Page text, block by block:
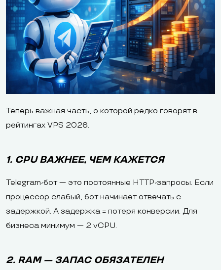
Теперь важная часть, о которой редко говорят в
рейтингах VPS 2026.
1. CPU ВАЖНЕЕ, ЧЕМ КАЖЕТСЯ
Telegram-бот — это постоянные HTTP-запросы. Если
процессор слабый, бот начинает отвечать с
задержкой. А задержка = потеря конверсии. Для
бизнеса минимум — 2 vCPU.
2. RAM — ЗАПАС ОБЯЗАТЕЛЕН